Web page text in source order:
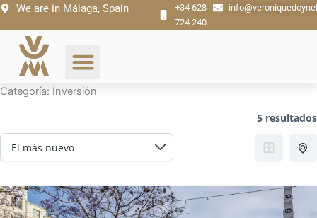
Ir
contenido
We are in Málaga, Spain
+34 628
724 240
Categoría: Inversión
5 resultados